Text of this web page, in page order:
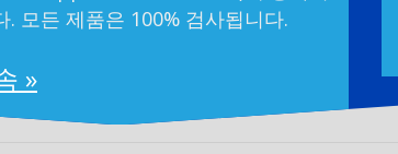
. 모든 제품은 100% 검사됩니다.
»